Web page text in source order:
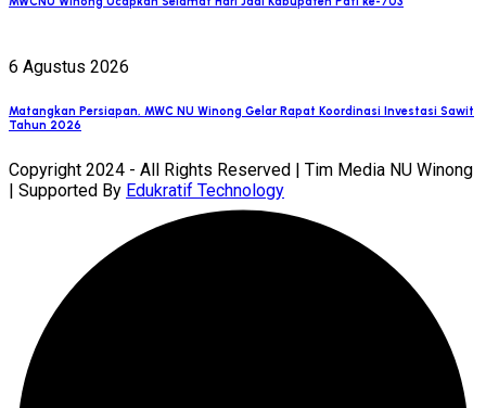
6 Agustus 2026
Matangkan Persiapan, MWC NU Winong Gelar Rapat Koordinasi Investasi Sawit
Tahun 2026
Copyright 2024 - All Rights Reserved | Tim Media NU Winong
| Supported By Edukratif Technology